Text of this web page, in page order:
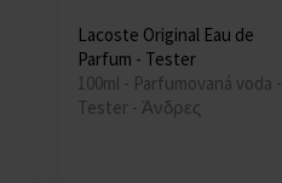
Lacoste Original Eau de
Parfum - Tester
100ml - Parfumovaná voda -
Tester - Άνδρες